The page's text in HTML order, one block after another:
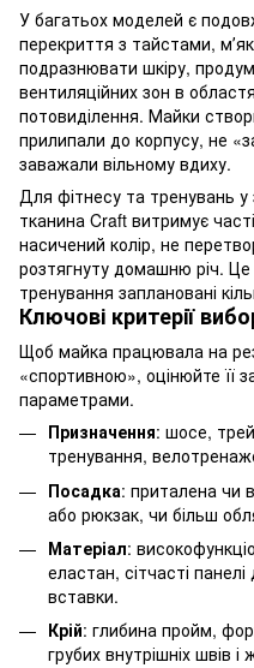
У багатьох моделей є
перекриття з тайстами,
подразнювати шкіру,
вентиляційних зон в
потовиділення. Майки
прилипали до корпусу, не
заважали вільному вдиху.
Для фітнесу та тренувань
тканина Craft витримує
насичений колір, не
розтягнуту домашню річ. Це
тренування заплановані
Ключові критерії
Щоб майка працювала на
«спортивною», оцінюйте її
параметрами.
Призначення: шосе,
тренування,
Посадка: приталена чи
або рюкзак, чи більш
Матеріал:
еластан, сітчасті панелі
вставки.
Крій: глибина пройм,
грубих внутрішніх швів і